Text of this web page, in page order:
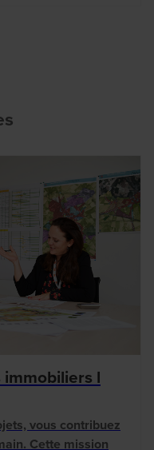
l
vous contribuez
Cette mission